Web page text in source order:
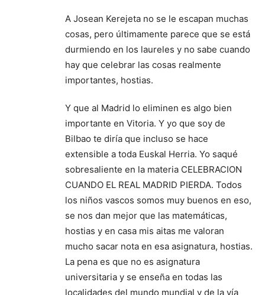
A Josean Kerejeta no se le escapan muchas
cosas, pero últimamente parece que se está
durmiendo en los laureles y no sabe cuando
hay que celebrar las cosas realmente
importantes, hostias.
Y que al Madrid lo eliminen es algo bien
importante en Vitoria. Y yo que soy de
Bilbao te diría que incluso se hace
extensible a toda Euskal Herria. Yo saqué
sobresaliente en la materia CELEBRACION
CUANDO EL REAL MADRID PIERDA. Todos
los niños vascos somos muy buenos en eso,
se nos dan mejor que las matemáticas,
hostias y en casa mis aitas me valoran
mucho sacar nota en esa asignatura, hostias.
La pena es que no es asignatura
universitaria y se enseña en todas las
localidades del mundo mundial y de la vía